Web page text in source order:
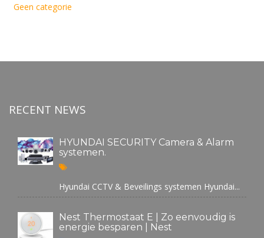
Geen categorie
RECENT NEWS
HYUNDAI SECURITY Camera & Alarm
systemen.
Hyundai CCTV & Beveilings systemen Hyundai...
Nest Thermostaat E | Zo eenvoudig is
energie besparen | Nest